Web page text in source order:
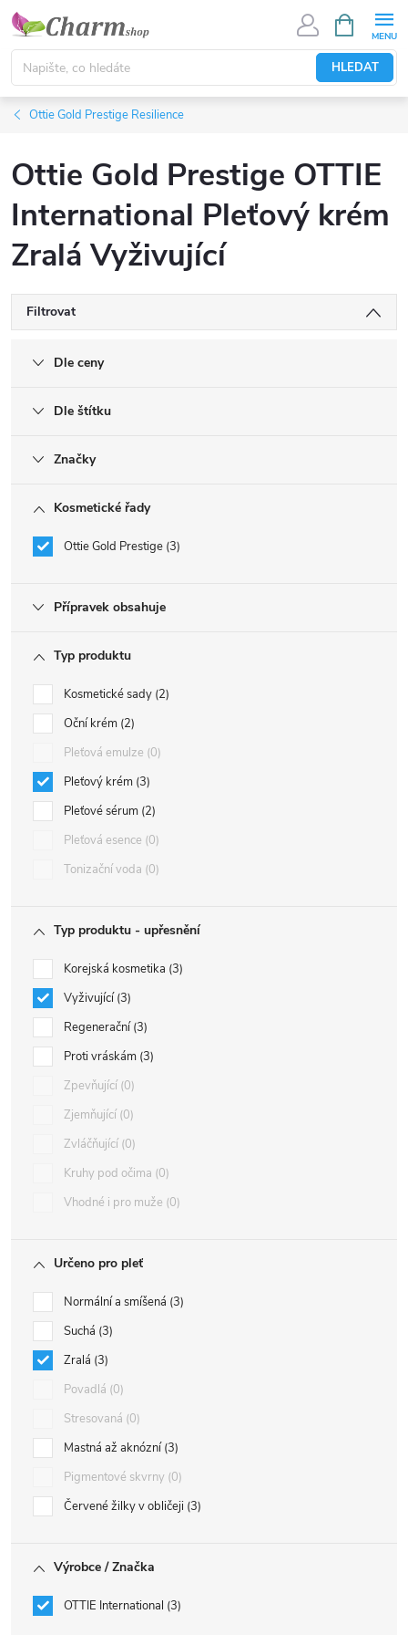
Přejít
obsah
HLEDAT
NÁKUPNÍ
KOŠÍK
Ottie Gold Prestige Resilience
Ottie Gold Prestige OTTIE
International Pleťový krém
Zralá Vyživující
Filtrovat
Dle ceny
Dle štítku
Značky
Kosmetické řady
Ottie Gold Prestige 3
Přípravek obsahuje
Typ produktu
Kosmetické sady 2
Oční krém 2
Pleťová emulze 0
Pleťový krém 3
Pleťové sérum 2
Pleťová esence 0
Tonizační voda 0
Typ produktu - upřesnění
Korejská kosmetika 3
Vyživující 3
Regenerační 3
Proti vráskám 3
Zpevňující 0
Zjemňující 0
Zvláčňující 0
Kruhy pod očima 0
Vhodné i pro muže 0
Určeno pro pleť
Normální a smíšená 3
Suchá 3
Zralá 3
Povadlá 0
Stresovaná 0
Mastná až aknózní 3
Pigmentové skvrny 0
Červené žilky v obličeji 3
Výrobce / Značka
OTTIE International 3